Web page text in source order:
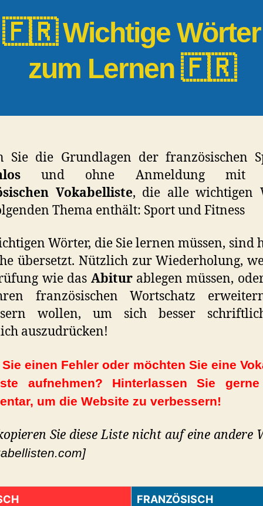
🇫🇷 Wichtige Wörter
zum Lernen 🇫🇷
Sie die Grundlagen der französischen
und ohne Anmeldung mit
Vokabelliste, die alle wichtigen
Thema enthält: Sport und Fitness
Wörter, die Sie lernen müssen, sind
übersetzt. Nützlich zur Wiederholung,
wie das Abiturablegen müssen,
französischen Wortschatz
wollen, um sich besser
auszudrücken!
Sie einen Fehler oder möchten Sie eine
aufnehmen? Hinterlassen Sie
um die Website zu verbessern!
Sie diese Liste nicht auf eine andere
FRANZÖSISCH